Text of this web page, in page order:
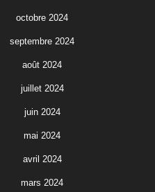
octobre 2024
septembre 2024
août 2024
juillet 2024
juin 2024
mai 2024
avril 2024
mars 2024